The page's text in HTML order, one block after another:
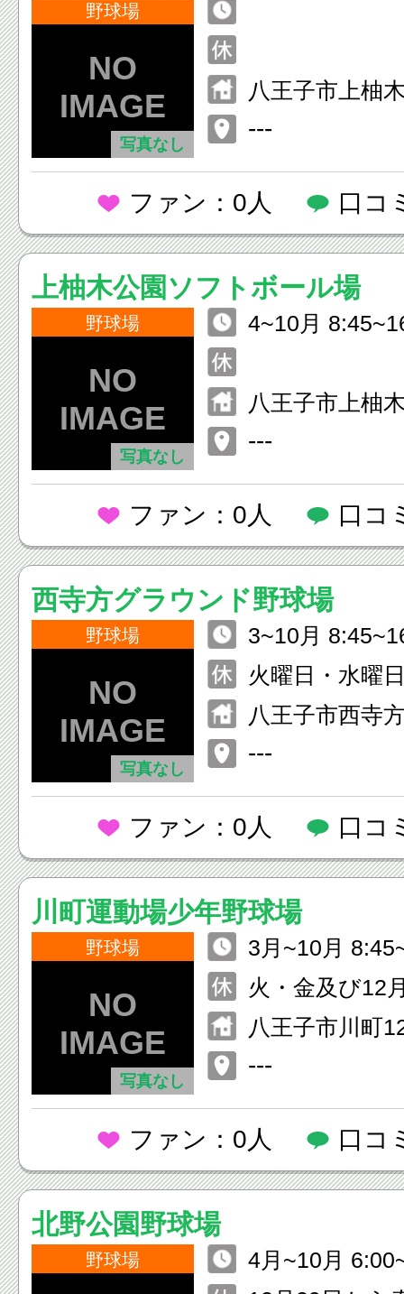
野球場
写真なし
八王子市上柚
---
ファン：0人 口コ
上柚木公園ソフトボール場
野球場
写真なし
4~10月
八王子市上柚
---
ファン：0人 口コ
西寺方グラウンド野球場
野球場
写真なし
3~10月
下旬
火曜日・水曜
八王子市西寺
---
ファン：0人 口コ
川町運動場少年野球場
野球場
写真なし
3月~10月
12月下旬
火・金及び12
日
八王子市川町
---
ファン：0人 口コ
北野公園野球場
野球場
4月~10月